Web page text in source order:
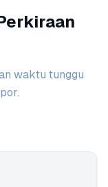
waktu tunggu